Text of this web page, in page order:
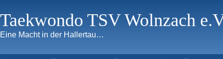
Taekwondo TSV Wolnzach
Eine Macht in der Hallertau…